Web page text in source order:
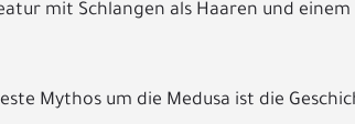
mit Schlangen als Haaren und
Mythos um die Medusa ist die